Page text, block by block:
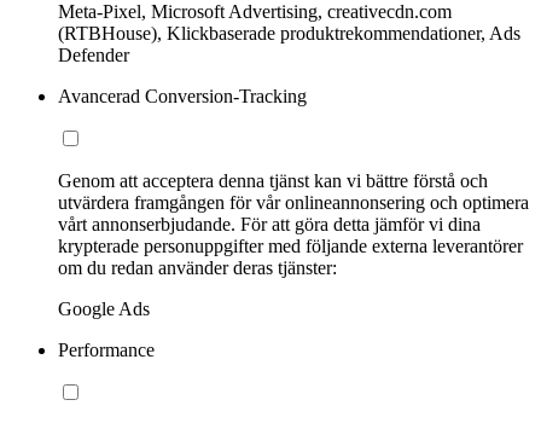
Meta-Pixel, Microsoft Advertising, creativecdn.com
(RTBHouse), Klickbaserade produktrekommendationer, Ads
Defender
Avancerad Conversion-Tracking
Genom att acceptera denna tjänst kan vi bättre förstå och
utvärdera framgången för vår onlineannonsering och optimera
vårt annonserbjudande. För att göra detta jämför vi dina
krypterade personuppgifter med följande externa leverantörer
om du redan använder deras tjänster:
Google Ads
Performance